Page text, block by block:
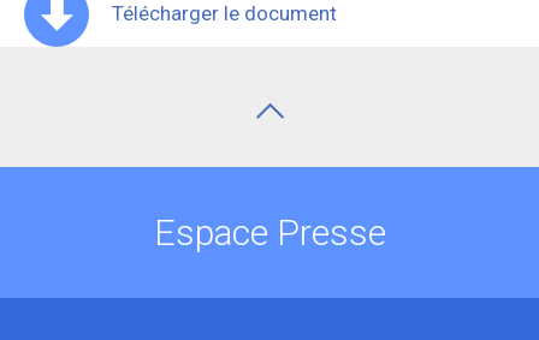
Télécharger le document
Espace Presse